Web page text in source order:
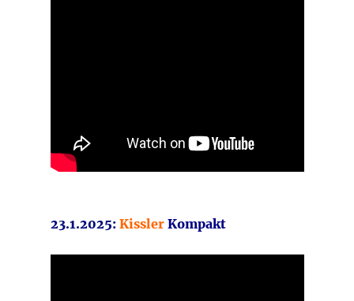
23.1.2025: Kissler Kompakt